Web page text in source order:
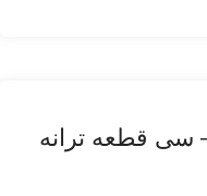
سی قطعه ترانه